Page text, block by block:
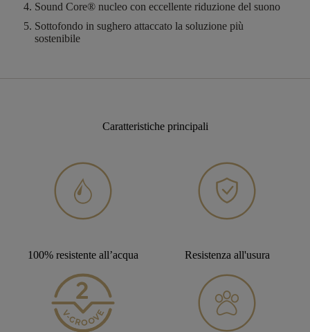
Sound Core® nucleo con eccellente riduzione del suono
Sottofondo in sughero attaccato la soluzione più
sostenibile
Caratteristiche principali
100% resistente all’acqua Resistenza all'usura